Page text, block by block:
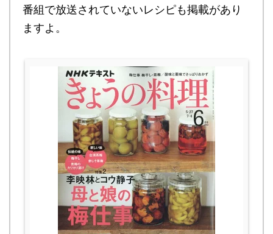
番組で放送されていないレシピも掲載があり
ますよ。